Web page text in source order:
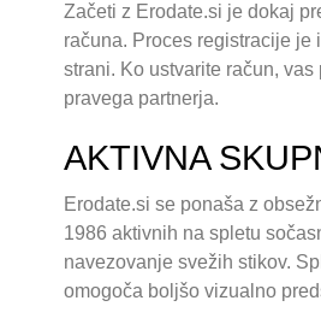
Začeti z Erodate.si je dokaj
računa. Proces registracije je
strani. Ko ustvarite račun,
pravega partnerja.
AKTIVNA
Erodate.si se ponaša z
1986 aktivnih na spletu
navezovanje svežih stikov.
omogoča boljšo vizualno